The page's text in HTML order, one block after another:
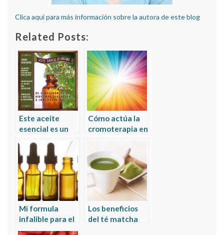
Clica aquí para más información sobre la autora de este blog
Related Posts:
Este aceite
esencial es un
superantibiótico
Cómo actúa la
cromoterapia en
de infecciones
Mi formula
infalible para el
dolor de
Los beneficios
del té matcha